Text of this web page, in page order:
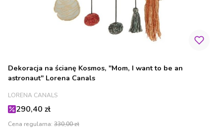
Dekoracja na ścianę Kosmos, "Mom, I want to be an
astronaut" Lorena Canals
PRODUCENT
LORENA CANALS
Cena promocyjna
290,40 zł
Cena regularna: 330,00 zł